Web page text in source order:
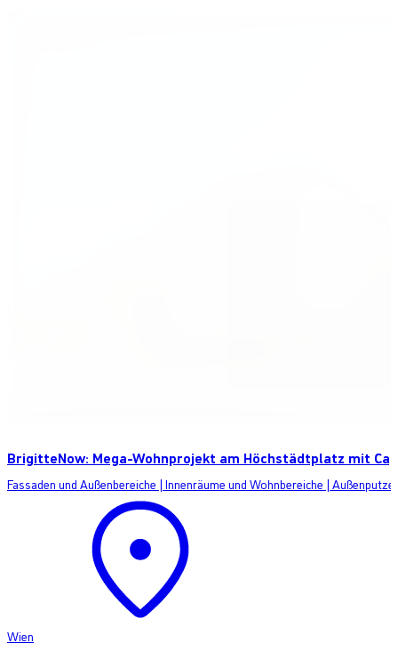
BrigitteNow: Mega-Wohnprojekt am Höchstädtplatz mit
Fassaden und Außenbereiche | Innenräume und Wohnbereiche | Außenputze
Wien